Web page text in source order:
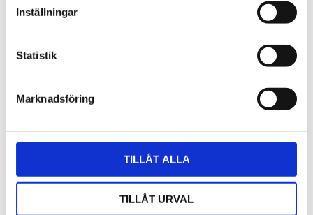
Inställningar
Statistik
Marknadsföring
TILLÅT ALLA
TILLÅT URVAL